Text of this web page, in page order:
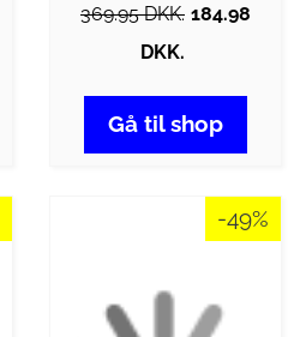
369.95 DKK. 184.98
DKK.
Gå til shop
-49%